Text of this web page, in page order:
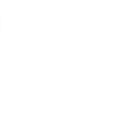
Séminaire GPAO /